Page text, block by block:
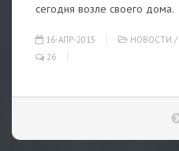
сегодня возле своего дома.
16-АПР-2015 НОВОСТИ /
26